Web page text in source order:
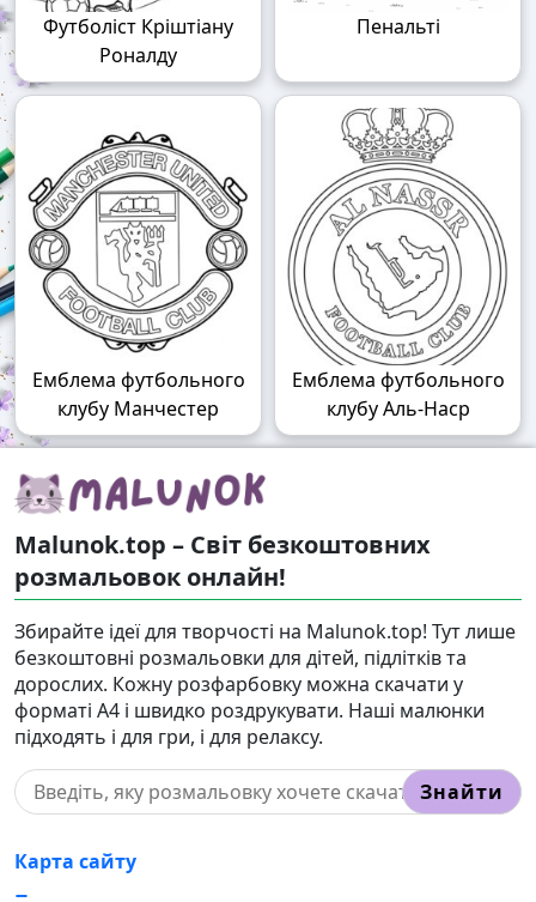
Футболіст Кріштіану
Роналду
Пенальті
Емблема футбольного
клубу Манчестер
Емблема футбольного
клубу Аль-Наср
Malunok.top – Світ безкоштовних
розмальовок онлайн!
Збирайте ідеї для творчості на Malunok.top! Тут лише
безкоштовні розмальовки для дітей, підлітків та
дорослих. Кожну розфарбовку можна скачати у
форматі А4 і швидко роздрукувати. Наші малюнки
підходять і для гри, і для релаксу.
Знайти
Карта сайту